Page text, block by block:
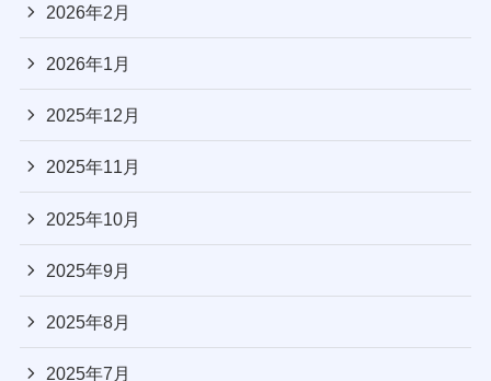
2026年2月
2026年1月
2025年12月
2025年11月
2025年10月
2025年9月
2025年8月
2025年7月